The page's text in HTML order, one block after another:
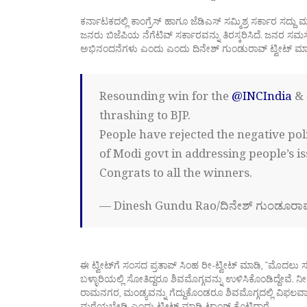
ಕರ್ನಾಟಕದಲ್ಲಿ ಕಾಂಗ್ರೆಸ್ ಹಾಗೂ ಜೆಡಿಎಸ್ ಸಮ್ಮಿಶ್ರ ಸರ್ಕಾರ
ಜನರು ಬಿಜೆಪಿಯ ನೆಗೆಟಿವ್ ಸರ್ಕಾರವನ್ನು ತಿರಸ್ಕರಿಸಿದೆ. ಜನರ
ಅಭಿನಂದನೆಗಳು ಎಂದು ಎಂದು ದಿನೇಶ್ ಗುಂಡುರಾವ್ ಟ್ವೀಟ್
Resounding win for the @INCIndia &
thrashing to BJP.
People have rejected the negative
of Modi govt in addressing people’s
Congrats to all the winners.
— Dinesh Gundu Rao/ದಿನೇಶ್
ಈ ಟ್ವೀಟ್‍ಗೆ ಸಂಸದ ಪ್ರತಾಪ್ ಸಿಂಹ ರೀ-ಟ್ವೀಟ್ ಮಾಡಿ, “ಮೊದಲು
ಬಳ್ಳಾರಿಯಲ್ಲಿ ಸೋತಿದ್ದರೂ ಶಿವಮೊಗ್ಗವನ್ನು ಉಳಿಸಿಕೊಂಡಿದ್ದೇವೆ.
ರಾಮನಗರ, ಮಂಡ್ಯವನ್ನು ಗೆದ್ದುಕೊಂಡರೂ ಶಿವಮೊಗ್ಗದಲ್ಲಿ